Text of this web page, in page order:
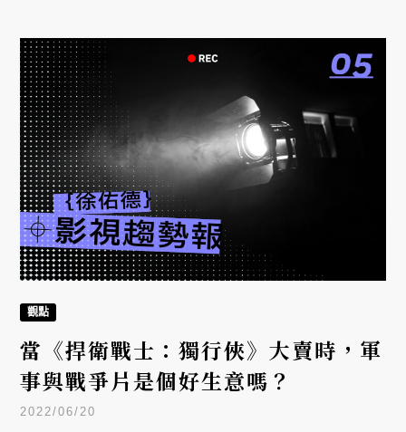
觀點
當《捍衛戰士：獨行俠》大賣時，軍
事與戰爭片是個好生意嗎？
2022/06/20